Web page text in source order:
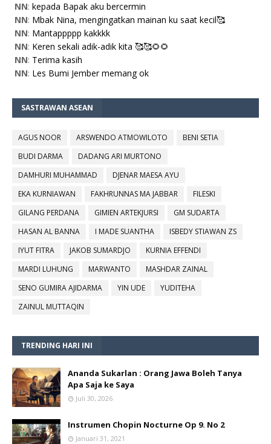
NN: kepada Bapak aku bercermin
NN: Mbak Nina, mengingatkan mainan ku saat kecil🥰
NN: Mantappppp kakkkk
NN: Keren sekali adik-adik kita 🥰🥰🌻🌻
NN: Terima kasih
NN: Les Bumi Jember memang ok
SASTRAWAN ASEAN
AGUS NOOR ARSWENDO ATMOWILOTO
BENI SETIA
BUDI DARMA
DADANG ARI MURTONO
DAMHURI MUHAMMAD
DJENAR MAESA AYU
EKA KURNIAWAN
FAKHRUNNAS MA JABBAR
FILESKI
GILANG PERDANA
GIMIEN ARTEKJURSI
GM SUDARTA
HASAN AL BANNA
I MADE SUANTHA
ISBEDY STIAWAN ZS
IYUT FITRA
JAKOB SUMARDJO
KURNIA EFFENDI
MARDI LUHUNG
MARWANTO
MASHDAR ZAINAL
SENO GUMIRA AJIDARMA
YIN UDE
YUDITEHA
ZAINUL MUTTAQIN
TRENDING HARI INI
Ananda Sukarlan : Orang Jawa Boleh Tanya
Apa Saja ke Saya
Juli 30, 2026
Instrumen Chopin Nocturne Op 9. No 2
Januari 31, 2021